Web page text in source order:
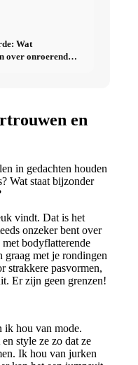
Wat
over onroerend
en
in gedachten houden
Wat staat bijzonder
vindt. Dat is het
onzeker bent over
bodyflatterende
graag met je rondingen
strakkere pasvormen,
Er zijn geen grenzen!
ik hou van mode.
style ze zo dat ze
Ik hou van jurken